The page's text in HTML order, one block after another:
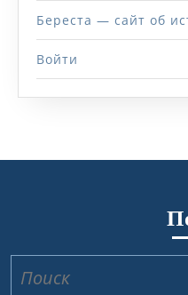
Береста — сайт об
Войти